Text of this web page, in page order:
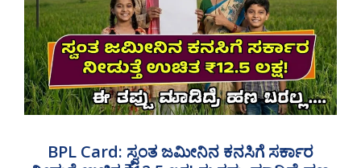
BPL Card: ಸ್ವಂತ ಜಮೀನಿನ ಕನಸಿಗೆ ಸರ್ಕಾರ